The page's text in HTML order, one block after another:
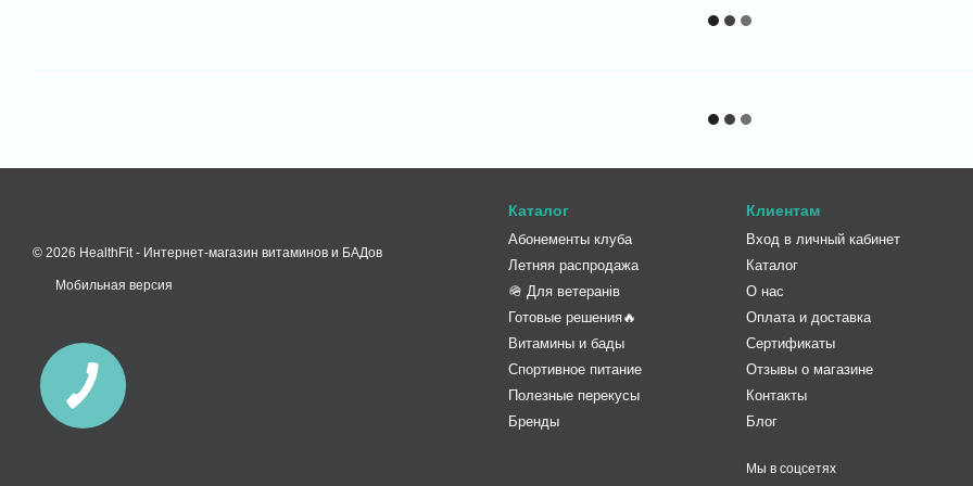
© 2026 HealthFit - Интернет-магазин витаминов и БАДов
Мобильная версия
Каталог
Абонементы клуба
Летняя распродажа
🪖 Для ветеранів
Готовые решения🔥
Витамины и бады
Спортивное питание
Полезные перекусы
Бренды
Клиентам
Вход в личный кабинет
Каталог
О нас
Оплата и доставка
Сертификаты
Отзывы о магазине
Контакты
Блог
Мы в соцсетях